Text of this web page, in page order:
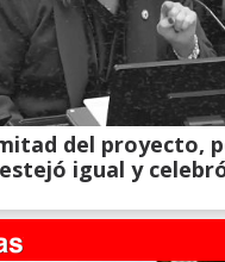
del proyecto,
igual y